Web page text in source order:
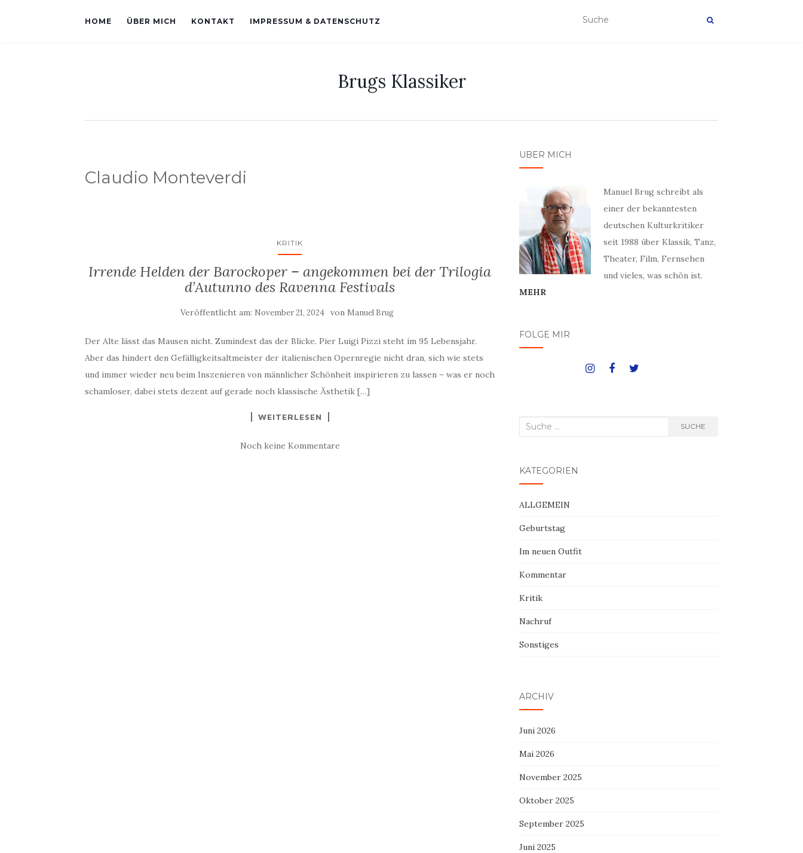
HOME ÜBER MICH KONTAKT IMPRESSUM & DATENSCHUTZ
Brugs Klassiker
Claudio Monteverdi
KRITIK
Irrende Helden der Barockoper – angekommen bei der Trilogia
d’Autunno des Ravenna Festivals
Veröffentlicht am: November 21, 2024 von Manuel Brug
Der Alte lässt das Mausen nicht. Zumindest das der Blicke. Pier Luigi Pizzi steht im 95 Lebensjahr.
Aber das hindert den Gefälligkeitsaltmeister der italienischen Opernregie nicht dran, sich wie stets
und immer wieder neu beim Inszenieren von männlicher Schönheit inspirieren zu lassen – was er noch
schamloser, dabei stets dezent auf gerade noch klassische Ästhetik […]
WEITERLESEN
Noch keine Kommentare
ÜBER MICH
Manuel Brug schreibt als
einer der bekanntesten
deutschen Kulturkritiker
seit 1988 über Klassik, Tanz,
Theater, Film, Fernsehen
und vieles, was schön ist.
MEHR
FOLGE MIR
Suche
SUCHE
KATEGORIEN
ALLGEMEIN
Geburtstag
Im neuen Outfit
Kommentar
Kritik
Nachruf
Sonstiges
ARCHIV
Juni 2026
Mai 2026
November 2025
Oktober 2025
September 2025
Juni 2025